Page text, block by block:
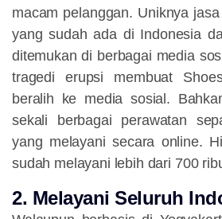
macam pelanggan. Uniknya
yang sudah ada di Indonesia
ditemukan di berbagai media
tragedi erupsi membuat
beralih ke media sosial.
sekali berbagai perawatan
yang melayani secara online.
sudah melayani lebih dari 700
2. Melayani Seluruh